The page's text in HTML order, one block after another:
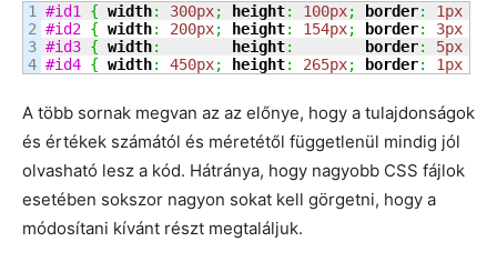
1
2
3
#id1 { width: 300px; height: 100px; border: 1px
#id2 { width: 200px; height: 154px; border: 3px
#id3 { width: height: border: 5px
#id4 { width: 450px; height: 265px; border: 1px
A több sornak megvan az az előnye, hogy a tulajdonságok
és értékek számától és méretétől függetlenül mindig jól
olvasható lesz a kód. Hátránya, hogy nagyobb CSS fájlok
esetében sokszor nagyon sokat kell görgetni, hogy a
módosítani kívánt részt megtaláljuk.